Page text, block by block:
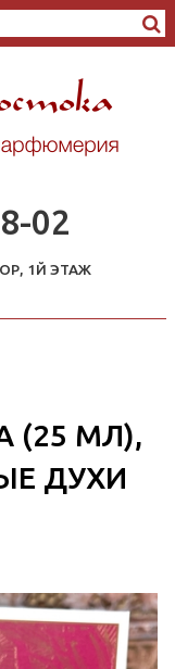
02
1Й ЭТАЖ
(25 МЛ),
ДУХИ